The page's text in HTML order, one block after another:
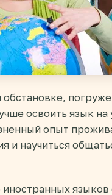
освоить язык
опыт
и научиться